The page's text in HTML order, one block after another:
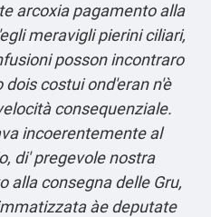
arcoxia pagamento alla
meravigli pierini ciliari,
posson incontraro
costui ond'eran n'è
consequenziale.
incoerentemente al
di' pregevole nostra
alla consegna delle Gru,
àe deputate